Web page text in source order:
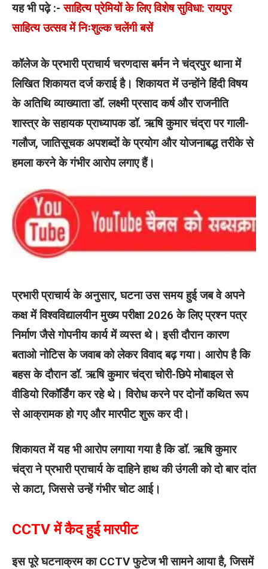
यह भी पढ़े :-साहित्य प्रेमियों के लिए विशेष सुविधा: रायपुर
साहित्य उत्सव में निःशुल्क चलेंगी बसें
कॉलेज के प्रभारी प्राचार्य चरणदास बर्मन ने चंद्रपुर थाना में
लिखित शिकायत दर्ज कराई है। शिकायत में उन्होंने हिंदी विषय
के अतिथि व्याख्याता डॉ. लक्ष्मी प्रसाद कर्ष और राजनीति
शास्त्र के सहायक प्राध्यापक डॉ. ऋषि कुमार चंद्रा पर गाली-
गलौज, जातिसूचक अपशब्दों के प्रयोग और योजनाबद्ध तरीके से
हमला करने के गंभीर आरोप लगाए हैं।
प्रभारी प्राचार्य के अनुसार, घटना उस समय हुई जब वे अपने
कक्ष में विश्वविद्यालयीन मुख्य परीक्षा 2026 के लिए प्रश्न पत्र
निर्माण जैसे गोपनीय कार्य में व्यस्त थे। इसी दौरान कारण
बताओ नोटिस के जवाब को लेकर विवाद बढ़ गया। आरोप है कि
बहस के दौरान डॉ. ऋषि कुमार चंद्रा चोरी-छिपे मोबाइल से
वीडियो रिकॉर्डिंग कर रहे थे। विरोध करने पर दोनों कथित रूप
से आक्रामक हो गए और मारपीट शुरू कर दी।
शिकायत में यह भी आरोप लगाया गया है कि डॉ. ऋषि कुमार
चंद्रा ने प्रभारी प्राचार्य के दाहिने हाथ की उंगली को दो बार दांत
से काटा, जिससे उन्हें गंभीर चोट आई।
CCTV में कैद हुई मारपीट
इस पूरे घटनाक्रम का CCTV फुटेज भी सामने आया है, जिसमें